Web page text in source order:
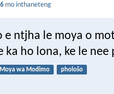
mo inthaneteng
e ntjha le moya o
ka ho lona, ke le
Moya wa Modimo phološo